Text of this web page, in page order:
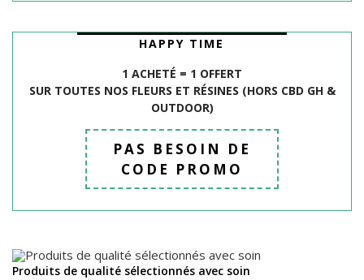
HAPPY TIME
1 ACHETÉ = 1 OFFERT
SUR TOUTES NOS FLEURS ET RÉSINES (HORS CBD GH &
OUTDOOR)
PAS BESOIN DE
CODE PROMO
Produits de qualité sélectionnés avec soin